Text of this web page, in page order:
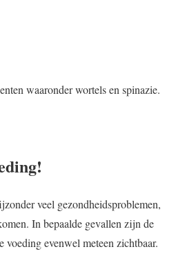
waaronder wortels en spinazie.
veel gezondheidsproblemen,
In bepaalde gevallen zijn de
voeding evenwel meteen zichtbaar.